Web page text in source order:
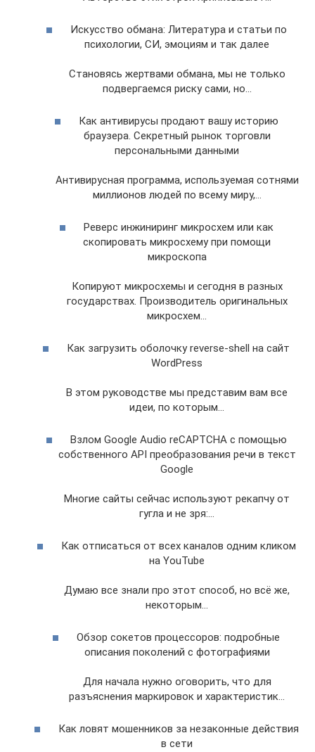
Искусство обмана: Литература и статьи по
психологии, СИ, эмоциям и так далее
Становясь жертвами обмана, мы не только
подвергаемся риску сами, но…
Как антивирусы продают вашу историю
браузера. Секретный рынок торговли
персональными данными
Антивирусная программа, используемая сотнями
миллионов людей по всему миру,…
Реверс инжиниринг микросхем или как
скопировать микросхему при помощи
микроскопа
Копируют микросхемы и сегодня в разных
государствах. Производитель оригинальных
микросхем…
Как загрузить оболочку reverse-shell на сайт
WordPress
В этом руководстве мы представим вам все
идеи, по которым…
Взлом Google Audio reCAPTCHA с помощью
собственного API преобразования речи в текст
Google
Многие сайты сейчас используют рекапчу от
гугла и не зря:…
Как отписаться от всех каналов одним кликом
на YouTube
Думаю все знали про этот способ, но всё же,
некоторым…
Обзор сокетов процессоров: подробные
описания поколений с фотографиями
Для начала нужно оговорить, что для
разъяснения маркировок и характеристик…
Как ловят мошенников за незаконные действия
в сети